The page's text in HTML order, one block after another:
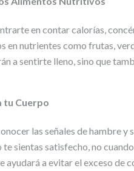
en contar calorías,
en nutrientes como frutas,
a sentirte lleno, sino que
tu Cuerpo
las señales de hambre
sientas satisfecho, no
ayudará a evitar el exceso de